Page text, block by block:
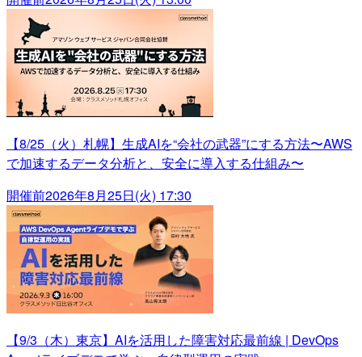
【8/25（火）札幌】生成AIを“会社の武器”にする方法〜AWS
で加速するデータ分析と、安全に導入する仕組み〜
開催前2026年8月25日(火) 17:30
【9/3（木）東京】AIを活用した障害対応最前線 | DevOps